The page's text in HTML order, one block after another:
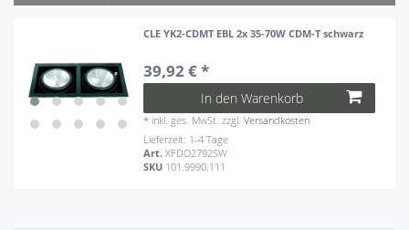
CLE YK2-CDMT EBL 2x 35-70W CDM-T schwarz
39,92 € *
In den Warenkorb
* inkl. ges. MwSt. zzgl.Versandkosten
Lieferzeit: 1-4 Tage
Art.XFDO2792SW
SKU 101.9990.111